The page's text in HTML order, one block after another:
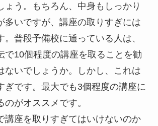
ょう。もちろん、中身もしっかり
多いですが、講座の取りすぎには
。普段予備校に通っている人は、
で10個程度の講座を取ることを勧
ないでしょうか。しかし、これは
ぎです。最大でも3個程度の講座に
がオススメです。
講座を取りすぎてはいけないのか